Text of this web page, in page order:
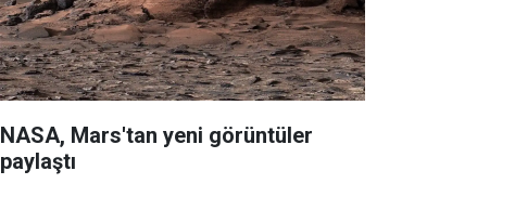
NASA, Mars'tan yeni görüntüler
paylaştı